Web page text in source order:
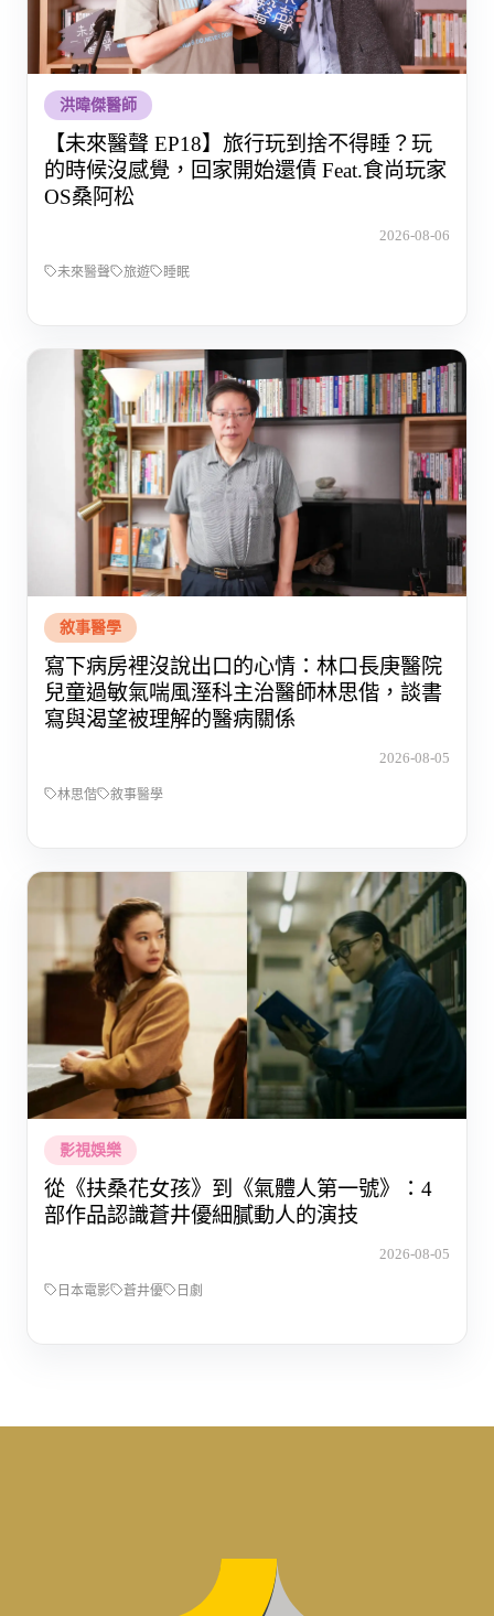
洪暐傑醫師
【未來醫聲 EP18】旅行玩到捨不得睡？玩
的時候沒感覺，回家開始還債 Feat.食尚玩家
OS桑阿松
2026-08-06
未來醫聲 旅遊 睡眠
敘事醫學
寫下病房裡沒說出口的心情：林口長庚醫院
兒童過敏氣喘風溼科主治醫師林思偕，談書
寫與渴望被理解的醫病關係
2026-08-05
林思偕 敘事醫學
影視娛樂
從《扶桑花女孩》到《氣體人第一號》：4
部作品認識蒼井優細膩動人的演技
2026-08-05
日本電影 蒼井優 日劇